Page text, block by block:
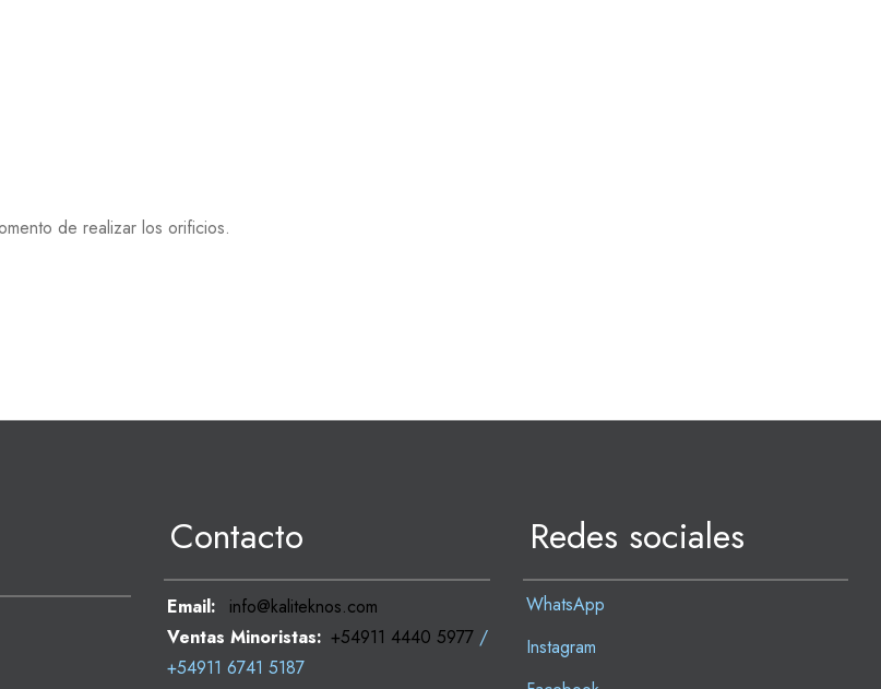
de realizar los orificios.
Contacto
Email:
info@kaliteknos.com
Ventas Minoristas: +54911 4440 5977 /
+54911 6741 5187
Redes sociales
WhatsApp
Instagram